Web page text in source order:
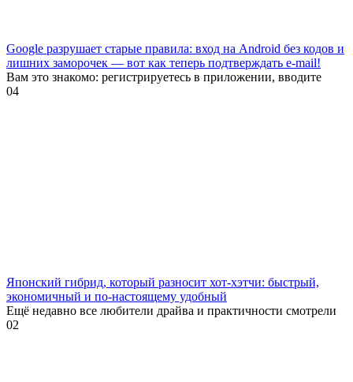
Google разрушает старые правила: вход на Android без кодов и
лишних заморочек — вот как теперь подтверждать e-mail!
Вам это знакомо: регистрируетесь в приложении, вводите
04
Японский гибрид, который разносит хот-хэтчи: быстрый,
экономичный и по-настоящему удобный
Ещё недавно все любители драйва и практичности смотрели
02